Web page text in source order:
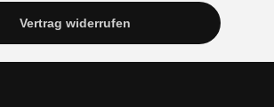
Vertrag widerrufen